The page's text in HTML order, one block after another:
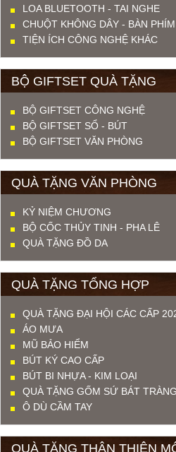
LOA BLUETOOTH - TAI NGHE
CHUỘT KHÔNG DÂY - BÀN PHÍM
TIỆN ÍCH CÔNG NGHỆ KHÁC
BỘ GIFTSET QUÀ TẶNG
BỘ GIFTSET CÔNG NGHỆ
BỘ GIFTSET SỔ - BÚT
BỘ GIFTSET VĂN PHÒNG
QUÀ TẶNG VĂN PHÒNG
KỶ NIỆM CHƯƠNG
BỘ CỐC THỦY TINH - PHA LÊ
QUÀ TẶNG ĐỒ DA
QUÀ TẶNG TỔNG HỢP
QUÀ TẶNG ĐẠI HỘI CÁC CẤP
ÁO MƯA
MŨ BẢO HIỂM
BÚT KÝ CAO CẤP
BÚT BI NHỰA - KIM LOẠI
QUÀ TẶNG GỐM SỨ BÁT TRÀNG
Ô DÙ CẦM TAY
QUÀ TẶNG THÂN THIỆN